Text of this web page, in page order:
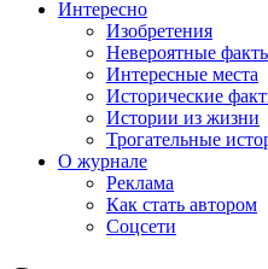
Интересно
Изобретения
Невероятные
Интересные места
Исторические
Истории из жизни
Трогательные
О журнале
Реклама
Как стать автором
Соцсети